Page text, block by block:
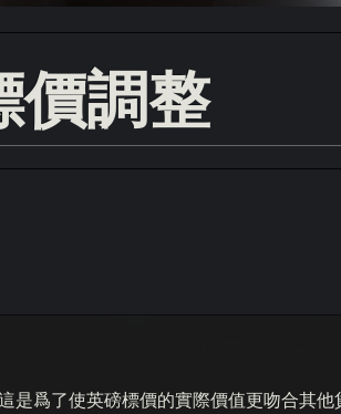
價調整
爲了使英磅標價的實際價值更吻合其他